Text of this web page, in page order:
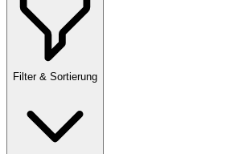
Filter & Sortierung